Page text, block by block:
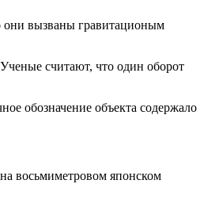
они вызваны гравитационым
считают, что один оборот
обозначение объекта содержало
восьмиметровом японском